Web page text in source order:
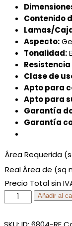
Contenido
Lamas/
Aspecto:
Tonalidad:
Clase de
Apto para
Apto para
Garantía
Garantía
Área Requerida
Real Área de (sq
Precio Total sin
BLACK
&
Añadir al